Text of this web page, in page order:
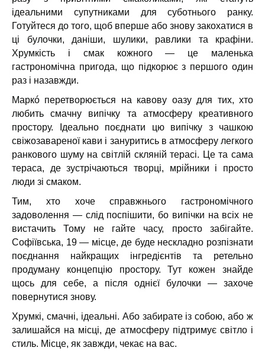
ідеальними супутниками для суботнього ранку.
Готуйтеся до того, щоб вперше або знову закохатися в
ці булочки, даніши, шулики, равлики та крафіни.
Хрумкість і смак кожного — це маленька
гастрономічна пригода, що підкорює з першого один
раз і назавжди.
Маркó перетворюється на кавову оазу для тих, хто
любить смачну випічку та атмосферу креативного
простору. Ідеально поєднати цю випічку з чашкою
свіжозавареної кави і зануритись в атмосферу легкого
ранкового шуму на світлій скляній терасі. Це та сама
тераса, де зустрічаються творці, мрійники і просто
люди зі смаком.
Тим, хто хоче справжнього гастрономічного
задоволення — слід поспішити, бо випічки на всіх не
вистачить Тому не гайте часу, просто забігайте.
Софіївська, 19 — місце, де буде нескладно розпізнати
поєднання найкращих інгредієнтів та ретельно
продуману концепцію простору. Тут кожен знайде
щось для себе, а після однієї булочки — захоче
повернутися знову.
Хрумкі, смачні, ідеальні. Або забирате із собою, або ж
залишайся на місці, де атмосферу підтримує світло і
стиль. Місце, як завжди, чекає на вас.